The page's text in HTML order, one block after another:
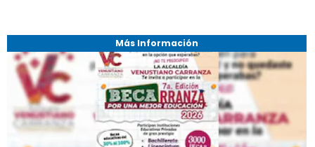
Más Información